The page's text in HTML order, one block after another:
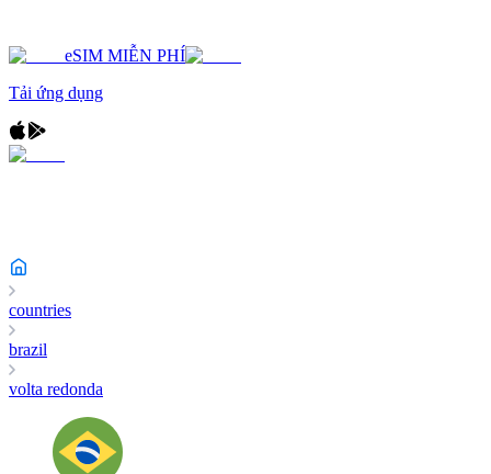
eSIM MIỄN PHÍ
Tải ứng dụng
countries
brazil
volta redonda